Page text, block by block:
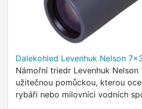
Dalekohled Levenhuk Nelson
Námořní triedr Levenhuk Nelson
užitečnou pomůckou, kterou
rybáři nebo milovníci vodních